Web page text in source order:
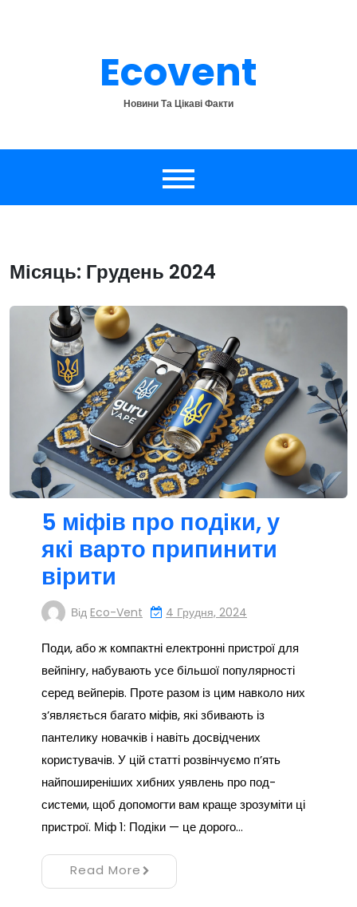
Ecovent
Новини Та Цікаві Факти
Місяць: Грудень 2024
5 міфів про подіки, у
які варто припинити
вірити
Від Eco-Vent 4 Грудня, 2024
Поди, або ж компактні електронні пристрої для
вейпінгу, набувають усе більшої популярності
серед вейперів. Проте разом із цим навколо них
з’являється багато міфів, які збивають із
пантелику новачків і навіть досвідчених
користувачів. У цій статті розвінчуємо п’ять
найпоширеніших хибних уявлень про под-
системи, щоб допомогти вам краще зрозуміти ці
пристрої. Міф 1: Подіки — це дорого…
Read More